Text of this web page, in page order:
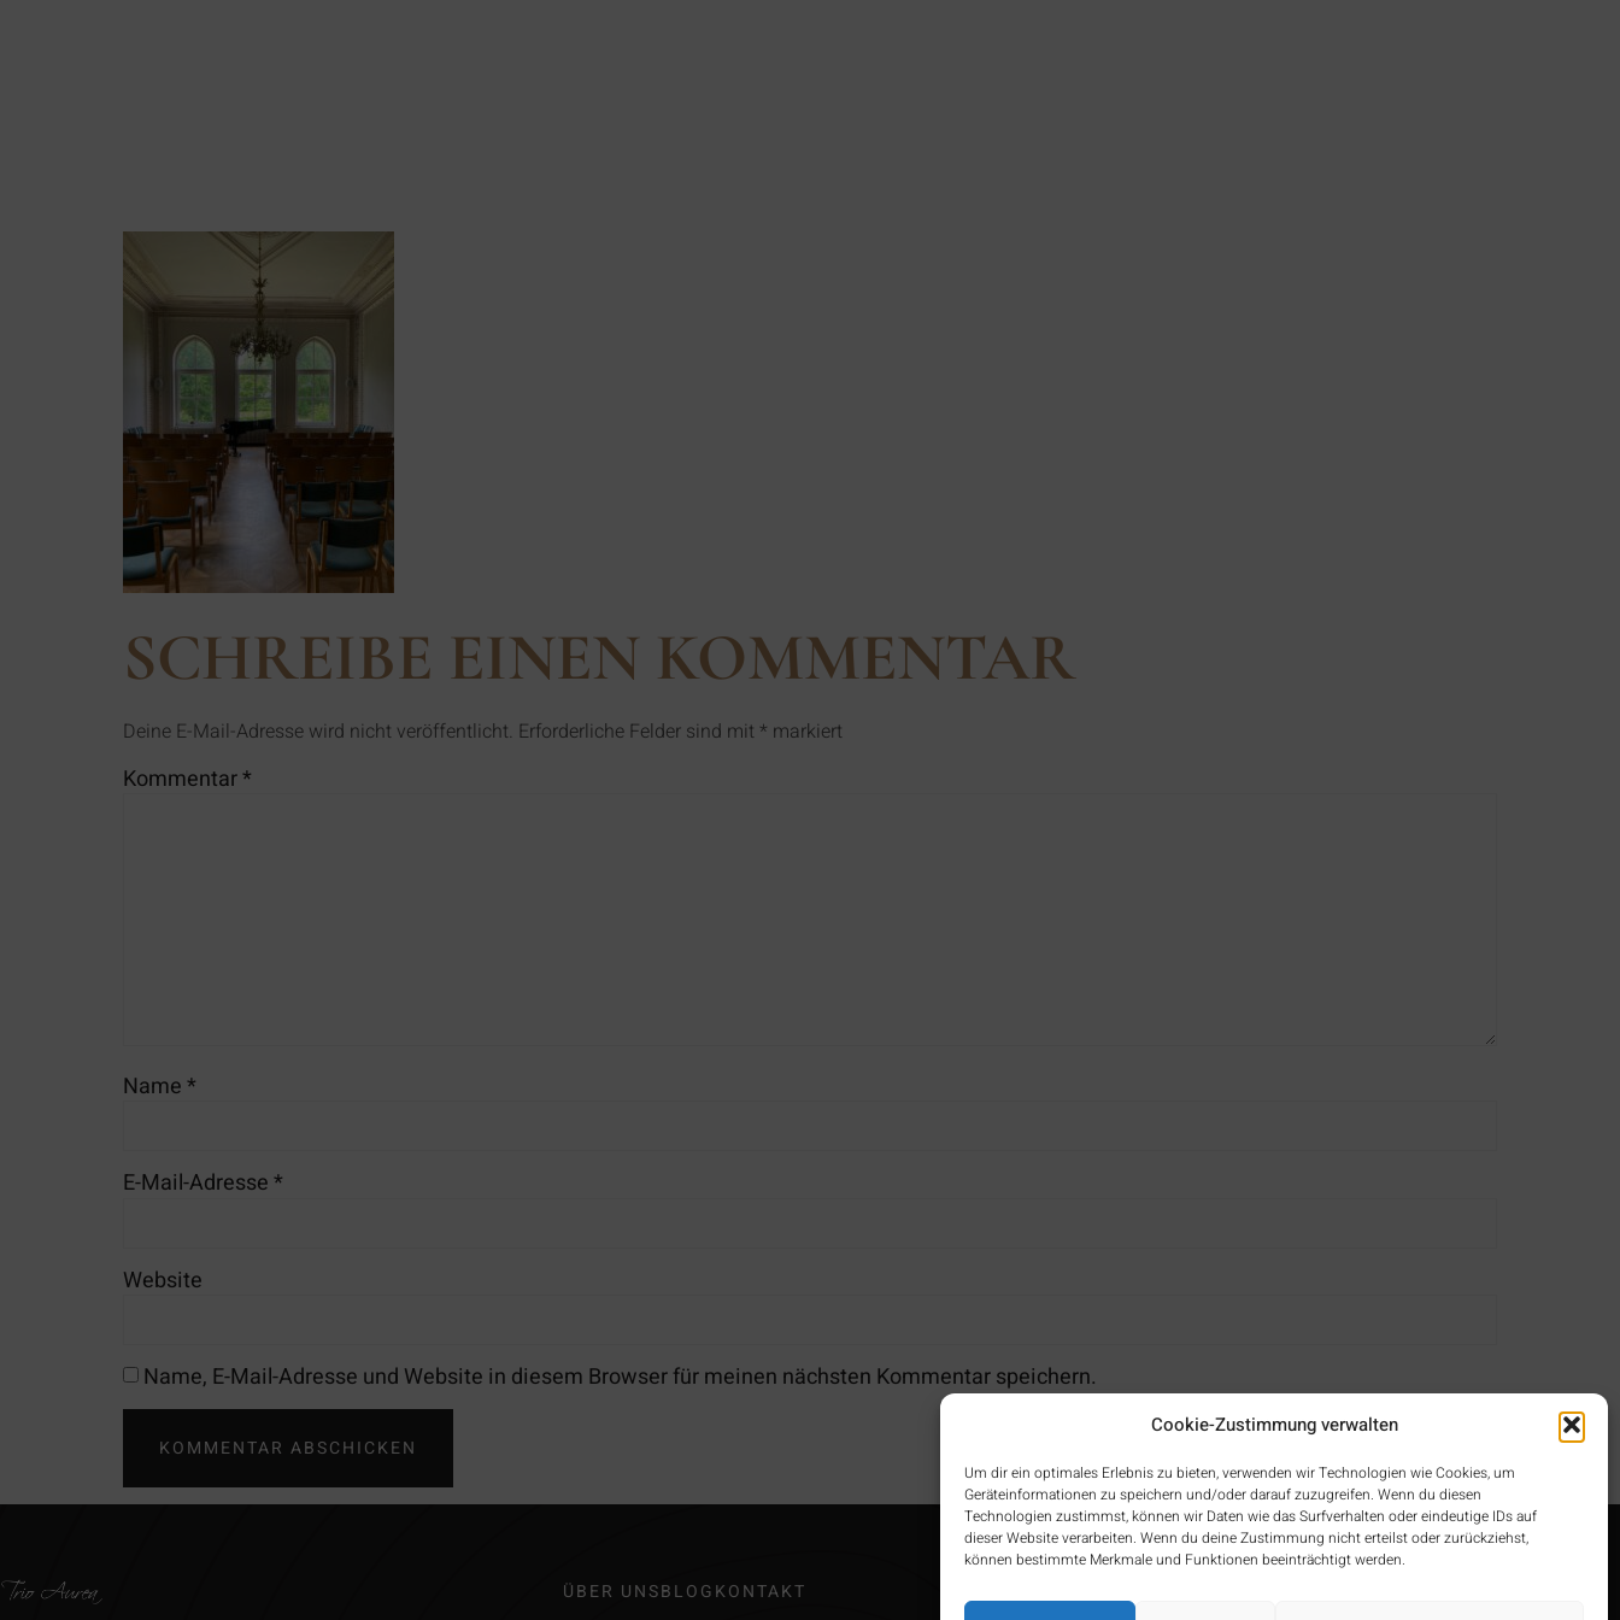
Cookie-Zustimmung verwalten
Um dir ein optimales Erlebnis zu bieten, verwenden wir Technologien wie Cookies, um
Geräteinformationen zu speichern und/oder darauf zuzugreifen. Wenn du diesen
Technologien zustimmst, können wir Daten wie das Surfverhalten oder eindeutige IDs auf
dieser Website verarbeiten. Wenn du deine Zustimmung nicht erteilst oder zurückziehst,
können bestimmte Merkmale und Funktionen beeinträchtigt werden.
SCHREIBE EINEN KOMMENTAR
Deine E-Mail-Adresse wird nicht veröffentlicht. Erforderliche Felder sind mit * markiert
Kommentar*
Name*
E-Mail-Adresse*
Website
Name, E-Mail-Adresse und Website in diesem Browser für meinen nächsten Kommentar speichern.
ÜBER UNSBLOGKONTAKT